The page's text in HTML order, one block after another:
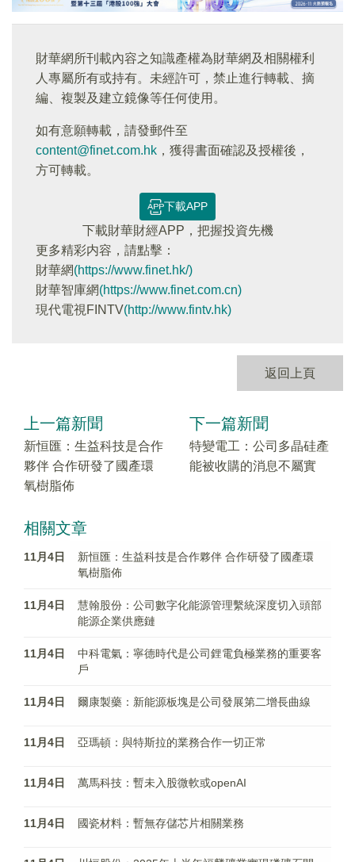
財華網所刊載內容之知識產權為財華網及相關權利
人專屬所有或持有。未經許可，禁止進行轉載、摘
編、複製及建立鏡像等任何使用。
如有意願轉載，請發郵件至
content@finet.com.hk ，獲得書面確認及授權後，
方可轉載。
下載APP
下載財華財經APP，把握投資先機
更多精彩内容，請點擊：
財華網(https://www.finet.hk/)
財華智庫網(https://www.finet.com.cn)
現代電視FINTV(http://www.fintv.hk)
返回上頁
上一篇新聞
新恒匯：生益科技是合作
夥伴 合作研發了國產環
氧樹脂佈
下一篇新聞
特變電工：公司多晶硅產
能被收購的消息不屬實
相關文章
11月4日
新恒匯：生益科技是合作夥伴 合作研發了國產環
氧樹脂佈
11月4日
慧翰股份：公司數字化能源管理繫統深度切入頭部
能源企業供應鏈
11月4日
中科電氣：寧德時代是公司鋰電負極業務的重要客
戶
11月4日 爾康製藥：新能源板塊是公司發展第二增長曲線
11月4日 亞瑪頓：與特斯拉的業務合作一切正常
11月4日 萬馬科技：暫未入股微軟或openAI
11月4日 國瓷材料：暫無存儲芯片相關業務